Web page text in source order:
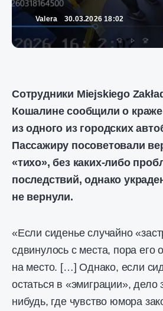
Valera 30.03.2026 18:02
Сотрудники Miejskiego
Кошалине сообщили о
из одного из городских
Пассажиру посоветовали
«тихо», без каких-либо
последствий, однако
не вернули.
«Если сиденье случайно
сдвинулось с места, пора его
на место. […] Однако, если
остаться в «эмиграции», дело
нибудь, где чувство юмора